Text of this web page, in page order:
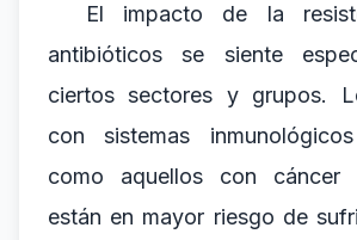
El impacto de la
antibióticos se siente
ciertos sectores y grupos.
con sistemas
como aquellos con cáncer
están en mayor riesgo de